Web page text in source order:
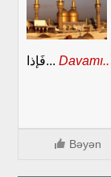
فَإذا... Davamı..
Bəyən